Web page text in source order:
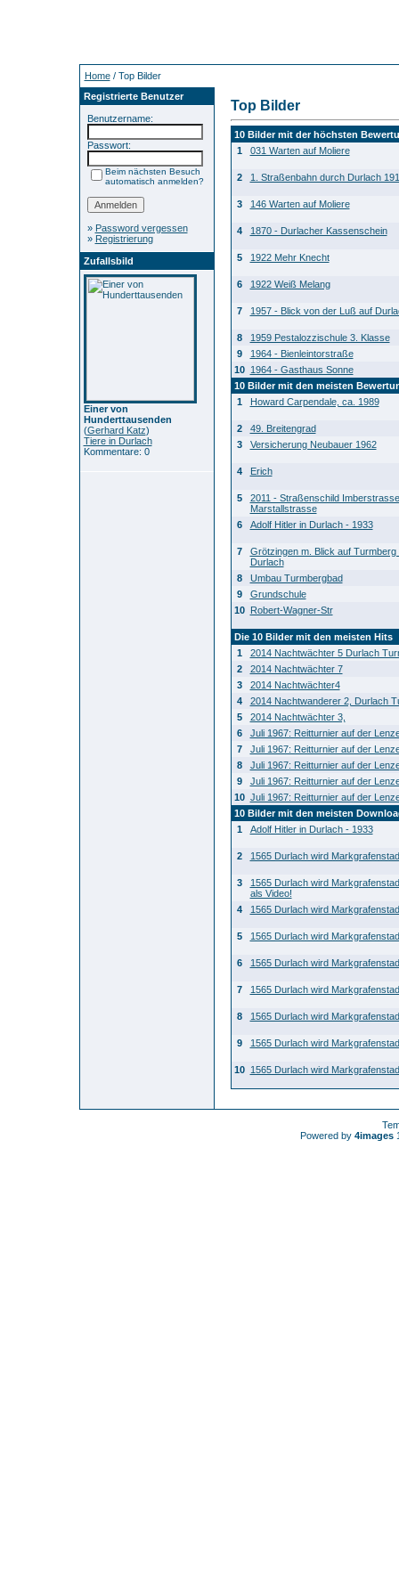
Home/ Top Bilder
Registrierte Benutzer
Benutzername:
Passwort:
Beim nächsten Besuch
automatisch anmelden?
» Password vergessen
» Registrierung
Zufallsbild
Einer von
Hunderttausenden
(Gerhard Katz)
Tiere in Durlach
Kommentare: 0
Top Bilder
10 Bilder mit der höchsten
1
031 Warten auf Moliere
2 1. Straßenbahn durch Durlach
3 146 Warten auf Moliere
4 1870 - Durlacher Kassenschein
5 1922 Mehr Knecht
6 1922 Weiß Melang
7 1957 - Blick von der Luß auf
8
1959 Pestalozzischule 3. Klasse
9
1964 - Bienleintorstraße
10
1964 - Gasthaus Sonne
10 Bilder mit den meisten
1
Howard Carpendale, ca. 1989
2
49. Breitengrad
3
Versicherung Neubauer 1962
4 Erich
5
2011 - Straßenschild
Marstallstrasse
6
Adolf Hitler in Durlach - 1933
7
Grötzingen m. Blick auf Turmberg
Durlach
8
Umbau Turmbergbad
9
Grundschule
10
Robert-Wagner-Str
Die 10 Bilder mit den meisten Hits
1
2014 Nachtwächter 5 Durlach
2
2014 Nachtwächter 7
3
2014 Nachtwächter4
4
2014 Nachtwanderer 2, Durlach
5
2014 Nachtwächter 3,
6
Juli 1967: Reitturnier auf der
7
Juli 1967: Reitturnier auf der
8
Juli 1967: Reitturnier auf der
9
Juli 1967: Reitturnier auf der
10 Juli 1967: Reitturnier auf der
10 Bilder mit den meisten
1
Adolf Hitler in Durlach - 1933
2 1565 Durlach wird
3
1565 Durlach wird
als Video!
4
1565 Durlach wird
5 1565 Durlach wird
6 1565 Durlach wird
7 1565 Durlach wird
8 1565 Durlach wird
9 1565 Durlach wird
10 1565 Durlach wird
Powered by 4images